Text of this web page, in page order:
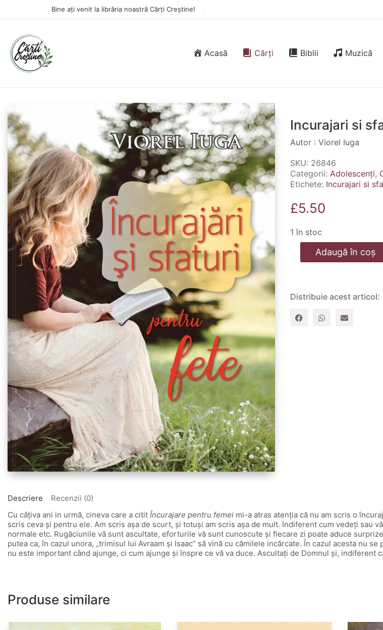
Bine ați venit la librăria noastră Cărți Creștine!
Acasă Cărți Biblii Muzică
Incurajari si
Autor : Viorel Iuga
SKU: 26846
Categorii: Adolescenți,
Etichete: Incurajari si
£5.50
1 în stoc
Cantitate
Incurajari
fete
Adaugă în coș
Distribuie acest articol:
Descriere
Recenzii (0)
Cu câţiva ani in urmă, cineva care a citit Încurajare pentru femei mi-a atras atenţia că nu am scris o
scris ceva şi pentru ele. Am scris aşa de scurt, şi totuşi am scris aşa de mult. Indiferent cum vedeţi sau
normale etc. Rugăciunile vă sunt ascultate, eforturile vă sunt cunoscute şi fiecare zi poate aduce
putea ca, în cazul unora, „trimisul lui Avraam şi Isaac” să vină cu cămilele incărcate. În cazul acesta nu
nu este important când ajunge, ci cum ajunge şi înspre ce vă va duce. Ascultaţi de Domnul şi, indiferent
Produse similare